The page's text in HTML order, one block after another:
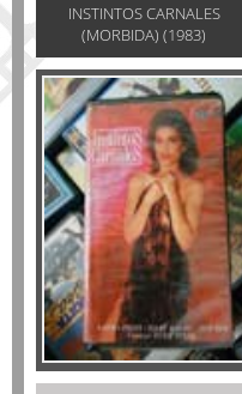
INSTINTOS CARNALES
(MORBIDA) (1983)